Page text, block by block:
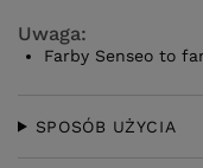
Uwaga:
Farby Senseo to
SPOSÓB UŻYCIA